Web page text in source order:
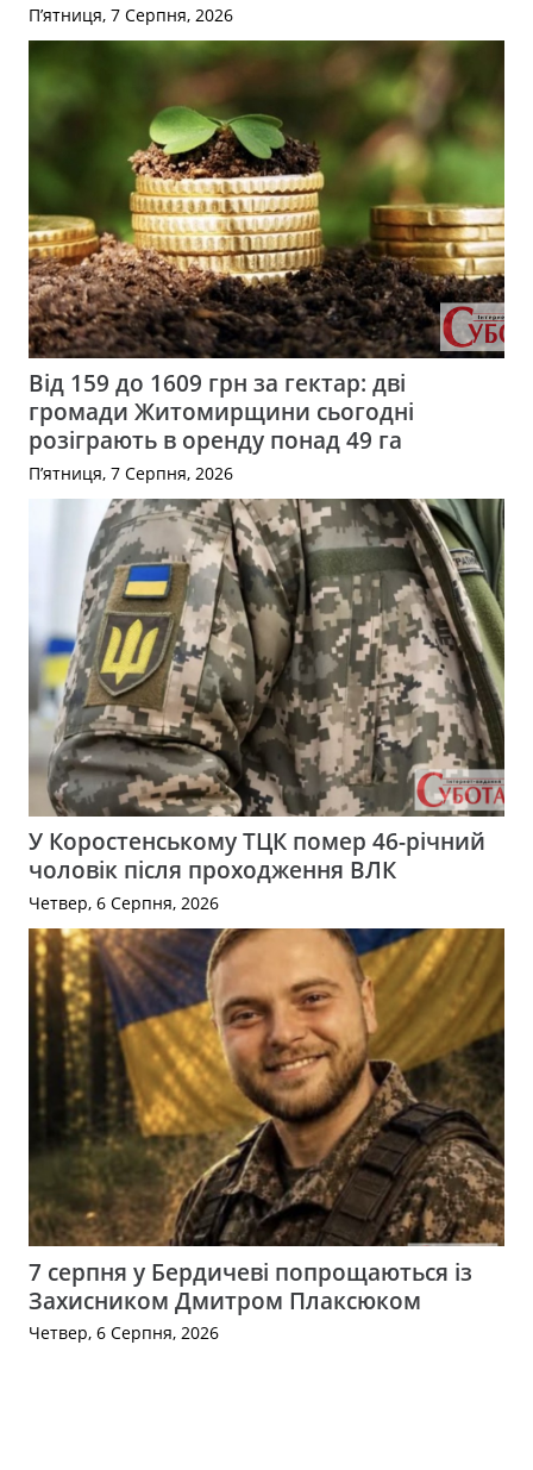
П’ятниця, 7 Серпня, 2026
Від 159 до 1609 грн за гектар: дві
громади Житомирщини сьогодні
розіграють в оренду понад 49 га
П’ятниця, 7 Серпня, 2026
У Коростенському ТЦК помер 46-річний
чоловік після проходження ВЛК
Четвер, 6 Серпня, 2026
7 серпня у Бердичеві попрощаються із
Захисником Дмитром Плаксюком
Четвер, 6 Серпня, 2026